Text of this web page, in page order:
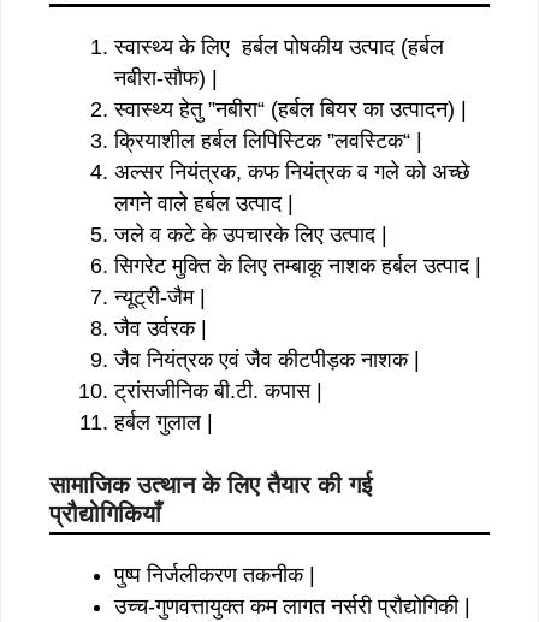
स्वास्थ्य के लिए हर्बल पोषकीय उत्पाद (हर्बल
नबीरा-सौफ) |
स्वास्थ्य हेतु ”नबीरा“ (हर्बल बियर का उत्पादन) |
क्रियाशील हर्बल लिपिस्टिक ”लवस्टिक“ |
अल्सर नियंत्रक, कफ नियंत्रक व गले को अच्छे
लगने वाले हर्बल उत्पाद |
जले व कटे के उपचारके लिए उत्पाद |
सिगरेट मुक्ति के लिए तम्बाकू नाशक हर्बल उत्पाद |
न्यूट्री-जैम |
जैव उर्वरक |
जैव नियंत्रक एवं जैव कीटपीड़क नाशक |
ट्रांसजीनिक बी.टी. कपास |
हर्बल गुलाल |
सामाजिक उत्थान के लिए तैयार की गई
प्रौद्योगिकियाँ
पुष्प निर्जलीकरण तकनीक |
उच्च-गुणवत्तायुक्त कम लागत नर्सरी प्रौद्योगिकी |